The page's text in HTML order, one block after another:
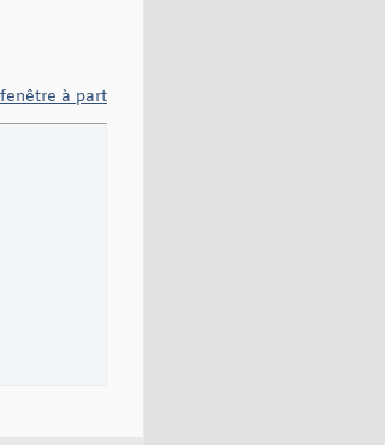
à part